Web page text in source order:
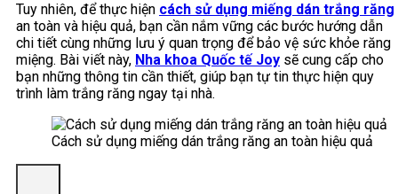
Tuy nhiên, để thực hiện cách sử dụng miếng dán trắng răng
an toàn và hiệu quả, bạn cần nắm vững các bước hướng dẫn
chi tiết cùng những lưu ý quan trọng để bảo vệ sức khỏe răng
miệng. Bài viết này, Nha khoa Quốc tế Joy sẽ cung cấp cho
bạn những thông tin cần thiết, giúp bạn tự tin thực hiện quy
trình làm trắng răng ngay tại nhà.
Cách sử dụng miếng dán trắng răng an toàn hiệu quả